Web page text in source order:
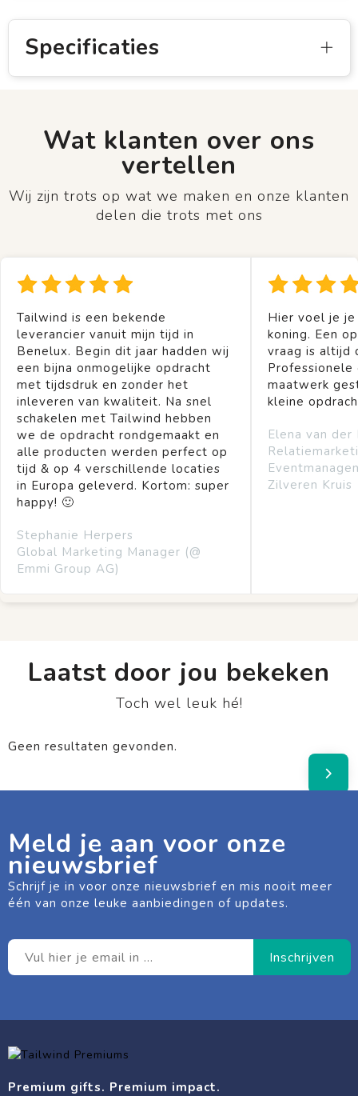
Specificaties
Wat klanten over ons
vertellen
Wij zijn trots op wat we maken en onze klanten
delen die trots met ons
Tailwind is een bekende
leverancier vanuit mijn tijd in
Benelux. Begin dit jaar hadden wij
een bijna onmogelijke opdracht
met tijdsdruk en zonder het
inleveren van kwaliteit. Na snel
schakelen met Tailwind hebben
we de opdracht rondgemaakt en
alle producten werden perfect op
tijd & op 4 verschillende locaties
in Europa geleverd. Kortom: super
happy! 🙂
Stephanie Herpers
Global Marketing Manager (@
Emmi Group AG)
Hier voel je
koning. Een
vraag is altijd
Professionele
maatwerk
kleine
Elena van der
Zilveren Kruis
Laatst door jou bekeken
Toch wel leuk hé!
Geen resultaten gevonden.
Meld je aan voor onze
nieuwsbrief
Schrijf je in voor onze nieuwsbrief en mis nooit meer
één van onze leuke aanbiedingen of updates.
Premium gifts. Premium impact.